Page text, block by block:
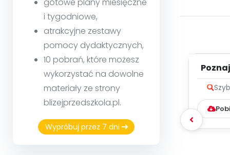
i tygodniowe,
atrakcyjne zestawy
pomocy dydaktycznych,
10 pobrań, które możesz
wykorzystać na dowolne
materiały ze strony
blizejprzedszkola.pl.
Wypróbuj przez 7 dni